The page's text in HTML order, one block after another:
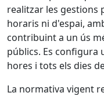
realitzar les gestions
horaris ni d'espai,
contribuint a un ús
públics. Es configura
hores i tots els dies
La normativa vigent